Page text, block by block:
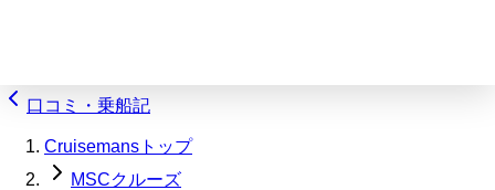
口コミ・乗船記
Cruisemansトップ
MSCクルーズ